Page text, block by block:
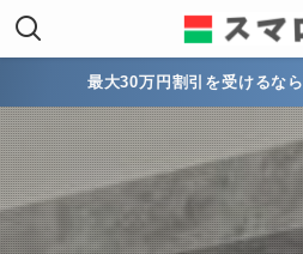
最大30万円割引を受けるなら